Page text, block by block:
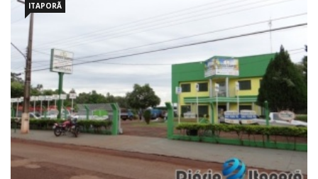
ITAPORÃ